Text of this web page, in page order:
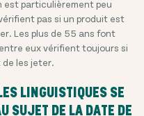
est particulièrement peu
pas si un produit est
Les plus de 55 ans font
eux vérifient toujours si
les jeter.
LINGUISTIQUES SE
SUJET DE LA DATE DE